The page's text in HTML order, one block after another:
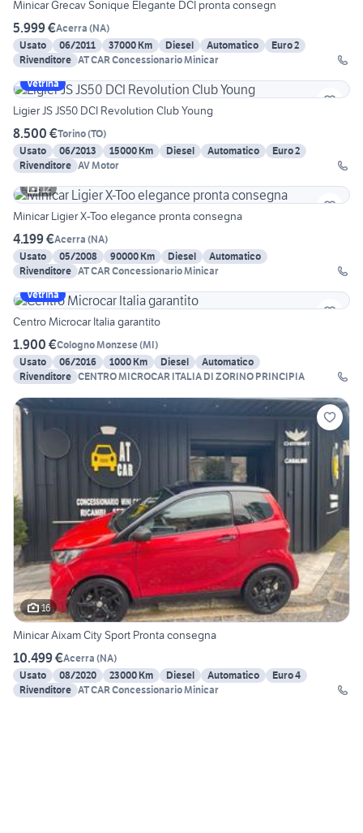
Minicar Grecav Sonique Elegante DCI pronta consegn
5.999 €Acerra (NA)
Usato
06/2011 37000 Km Diesel Automatico
Euro 2
Rivenditore AT CAR Concessionario Minicar
Vetrina
Ligier JS JS50 DCI Revolution Club Young
8.500 €Torino(TO)
Usato
06/2013 15000 Km Diesel Automatico
Euro 2
Rivenditore AV Motor
12
Minicar Ligier X-Too elegance pronta consegna
4.199 €Acerra (NA)
Usato
05/2008 90000 Km Diesel
Automatico
Rivenditore AT CAR Concessionario Minicar
Vetrina
Centro Microcar Italia garantito
1.900 €Cologno Monzese(MI)
Usato
06/2016 1000 Km Diesel
Automatico
Rivenditore CENTRO MICROCAR ITALIA DI ZORINO PRINCIPIA
16
Minicar Aixam City Sport Pronta consegna
10.499 €Acerra (NA)
Usato
08/2020 23000 Km Diesel Automatico
Euro 4
Rivenditore AT CAR Concessionario Minicar